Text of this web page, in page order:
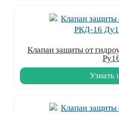
Клапан защиты от
Узнать